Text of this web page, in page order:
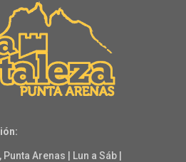
Arenas | Lun a Sáb |